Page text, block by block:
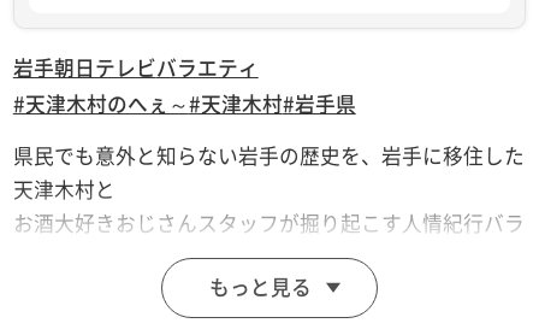
岩手朝日テレビバラエティ
#天津木村のへぇ～#天津木村#岩手県
県民でも意外と知らない岩手の歴史を、岩手に移住した
天津木村と
お酒大好きおじさんスタッフが掘り起こす人情紀行バラ
思わず「へぇ～」と言ってしまうこと「あると思いま
もっと見る